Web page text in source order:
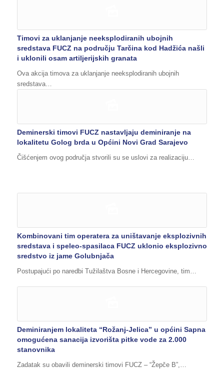
Timovi za uklanjanje neeksplodiranih ubojnih
sredstava FUCZ na području Tarčina kod Hadžića našli
i uklonili osam artiljerijskih granata
Ova akcija timova za uklanjanje neeksplodiranih ubojnih
sredstava…
Deminerski timovi FUCZ nastavljaju deminiranje na
lokalitetu Golog brda u Općini Novi Grad Sarajevo
Čišćenjem ovog područja stvorili su se uslovi za realizaciju…
Kombinovani tim operatera za uništavanje eksplozivnih
sredstava i speleo-spasilaca FUCZ uklonio eksplozivno
sredstvo iz jame Golubnjača
Postupajući po naredbi Tužilaštva Bosne i Hercegovine, tim…
Deminiranjem lokaliteta “Rožanj-Jelica” u općini Sapna
omogućena sanacija izvorišta pitke vode za 2.000
stanovnika
Zadatak su obavili deminerski timovi FUCZ – “Žepče B”,…